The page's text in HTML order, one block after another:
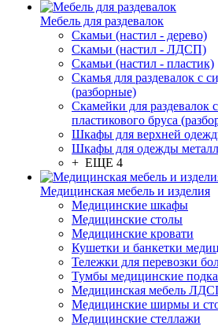
Мебель для раздевалок
Скамьи (настил - дерево)
Скамьи (настил - ЛДСП)
Скамьи (настил - пластик)
Скамья для раздевалок с
(разборные)
Скамейки для раздевалок
пластикового бруса
Шкафы для верхней
Шкафы для одежды
+ ЕЩЕ 4
Медицинская мебель и изделия
Медицинские шкафы
Медицинские столы
Медицинские кровати
Кушетки и банкетки
Тележки для перевозки
Тумбы медицинские
Медицинская мебель
Медицинские ширмы и
Медицинские стеллажи